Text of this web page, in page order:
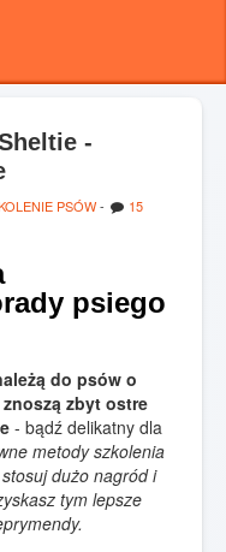
-
PSÓW-
15
psiego
do psów o
zbyt ostre
- bądź delikatny dla
metody szkolenia
dużo nagród i
tym lepsze